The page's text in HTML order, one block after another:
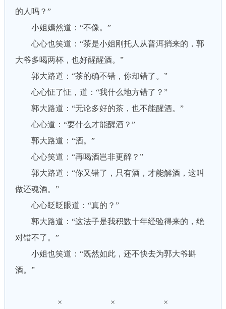
的人吗？”
小姐嫣然道：“不像。”
心心也笑道：“茶是小姐刚托人从普洱捎来的，郭
大爷多喝两杯，也好醒醒酒。”
郭大路道：“茶的确不错，你却错了。”
心心怔了怔，道：“我什么地方错了？”
郭大路道：“无论多好的茶，也不能醒酒。”
心心道：“要什么才能醒酒？”
郭大路道：“酒。”
心心笑道：“再喝酒岂非更醉？”
郭大路道：“你又错了，只有酒，才能解酒，这叫
做还魂酒。”
心心眨眨眼道：“真的？”
郭大路道：“这法子是我积数十年经验得来的，绝
对错不了。”
小姐也笑道：“既然如此，还不快去为郭大爷斟
酒。”
× × ×